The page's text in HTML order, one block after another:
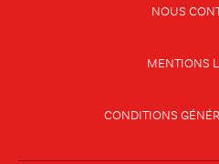
NOUS
MENTIONS
CONDITIONS